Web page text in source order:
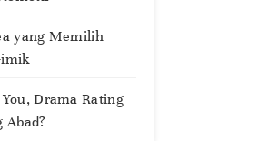
yang Memilih
Drama Rating
Abad?